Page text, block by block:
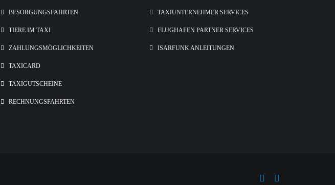
BESORGUNGSFAHRTEN
TIERE IM TAXI
ZAHLUNGSMÖGLICHKEITEN
TAXICARD
TAXIGUTSCHEINE
RECHNUNGSFAHRTEN
TAXIUNTERNEHMER SERVICES
FLUGHAFEN PARTNER SERVICES
ISARFUNK ANLEITUNGEN